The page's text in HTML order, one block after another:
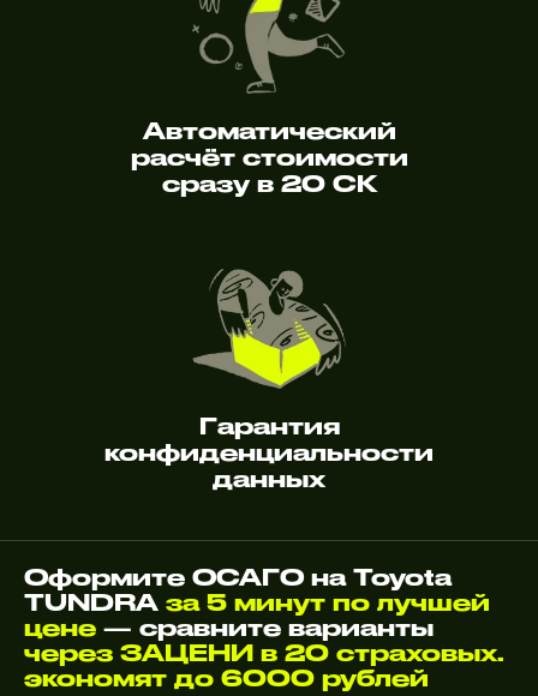
Автоматический
расчёт стоимости
сразу в 20 СК
Гарантия
конфиденциальности
данных
Оформите ОСАГО на Toyota
TUNDRA за 5 минут по лучшей
цене — сравните варианты
через ЗАЦЕНИ в 20 страховых.
экономят до 6000 рублей